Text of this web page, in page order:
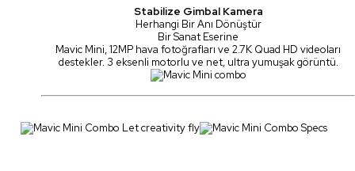
Stabilize Gimbal Kamera
Herhangi Bir Anı Dönüştür
Bir Sanat Eserine
Mavic Mini, 12MP hava fotoğrafları ve 2.7K Quad HD videoları
destekler. 3 eksenli motorlu ve net, ultra yumuşak görüntü.